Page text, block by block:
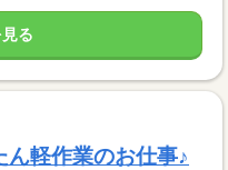
る
軽作業のお仕事♪